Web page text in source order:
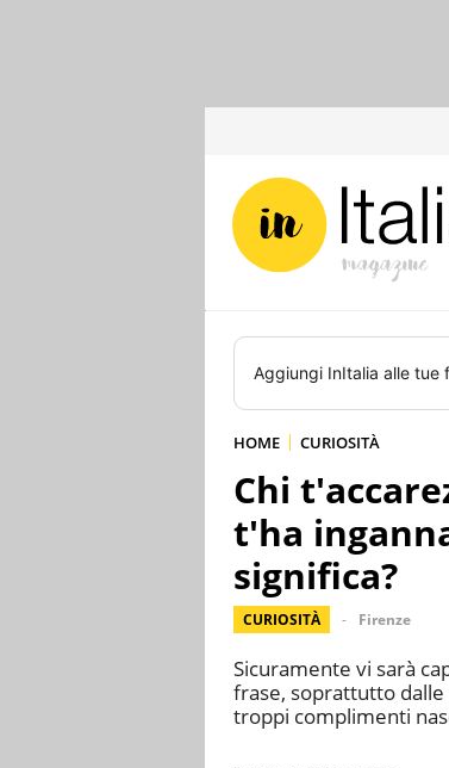
Aggiungi InItalia alle tue
HOME CURIOSITÀ
Chi
t'ha
significa?
CURIOSITÀ Firenze
Sicuramente vi sarà
frase, soprattutto dalle
troppi complimenti